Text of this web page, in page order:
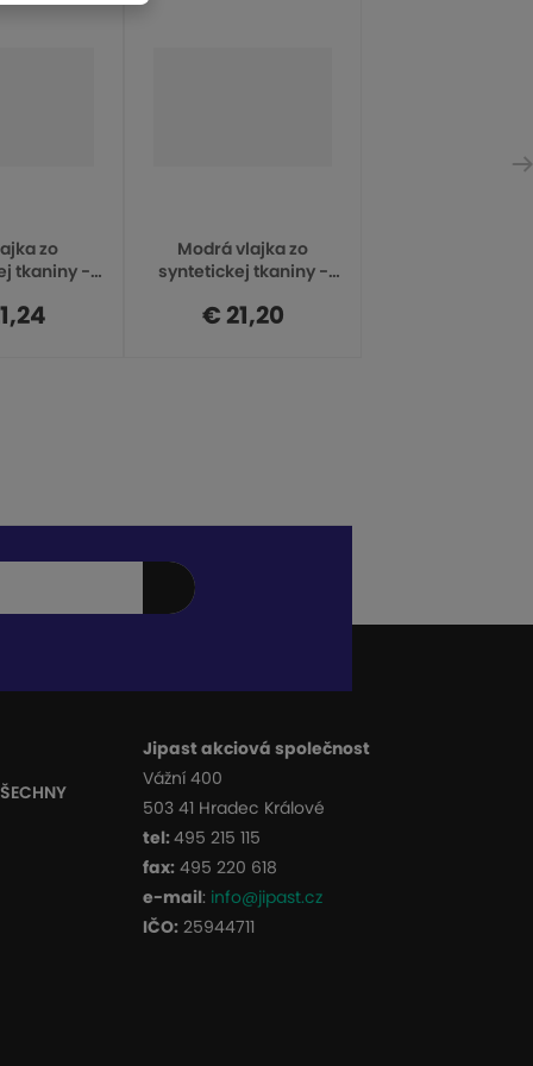
zo
tkaniny -
60
Modrá vlajka zo
syntetickej tkaniny -
rúrka OFB-60
€ 21,20
Jipast akciová společnost
Vážní 400
503 41 Hradec Králové
tel:495 215 115
fax: 495 220 618
e-mail: info@jipast.cz
IČO: 25944711